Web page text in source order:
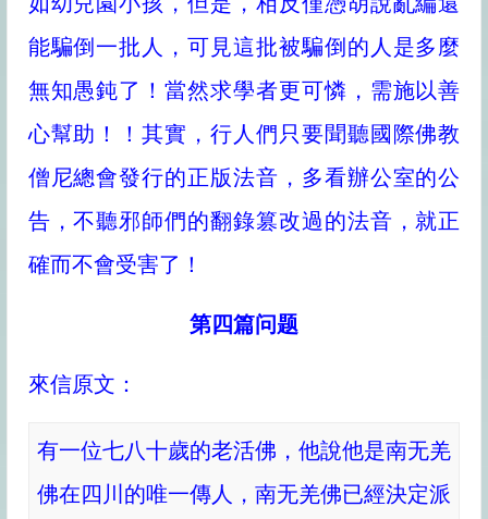
能騙倒一批人，可見這批被騙倒的人是多麼
無知愚鈍了！當然求學者更可憐，需施以善
心幫助！！其實，行人們只要聞聽國際佛教
僧尼總會發行的正版法音，多看辦公室的公
告，不聽邪師們的翻錄篡改過的法音，就正
確而不會受害了！
第四篇问题
來信原文：
有一位七八十歲的老活佛，他說他是南无羌
佛在四川的唯一傳人，南无羌佛已經決定派